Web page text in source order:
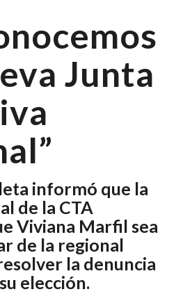
Junta
informó que la
de la CTA
Viviana Marfil sea
de la regional
la denuncia
elección.